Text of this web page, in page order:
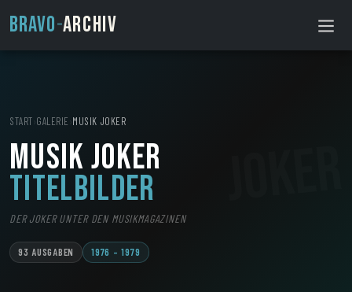
BRAVO-ARCHIV
START GALERIE MUSIK JOKER
Musik Joker
Titelbilder
DER JOKER UNTER DEN MUSIKMAGAZINEN
93 AUSGABEN 1976 – 1979